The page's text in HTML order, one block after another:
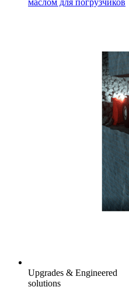
Upgrades & Engineered
solutions